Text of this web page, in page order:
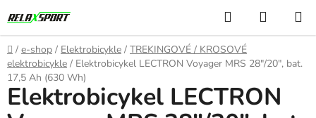
na
obsah
Hľadať
KOŠÍK
Domov
/ e-shop / Elektrobicykle / TREKINGOVÉ / KROSOVÉ
elektrobicykle / Elektrobicykel LECTRON Voyager MRS 28"/20", bat.
17,5 Ah (630 Wh)
Elektrobicykel LECTRON